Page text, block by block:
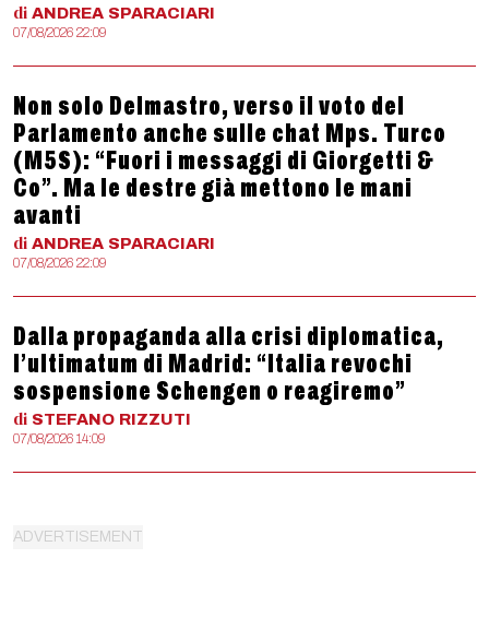
di ANDREA SPARACIARI
07/08/2026 22:09
Non solo Delmastro, verso il voto del
Parlamento anche sulle chat Mps. Turco
(M5S): “Fuori i messaggi di Giorgetti &
Co”. Ma le destre già mettono le mani
avanti
di ANDREA SPARACIARI
07/08/2026 22:09
Dalla propaganda alla crisi diplomatica,
l’ultimatum di Madrid: “Italia revochi
sospensione Schengen o reagiremo”
di STEFANO RIZZUTI
07/08/2026 14:09